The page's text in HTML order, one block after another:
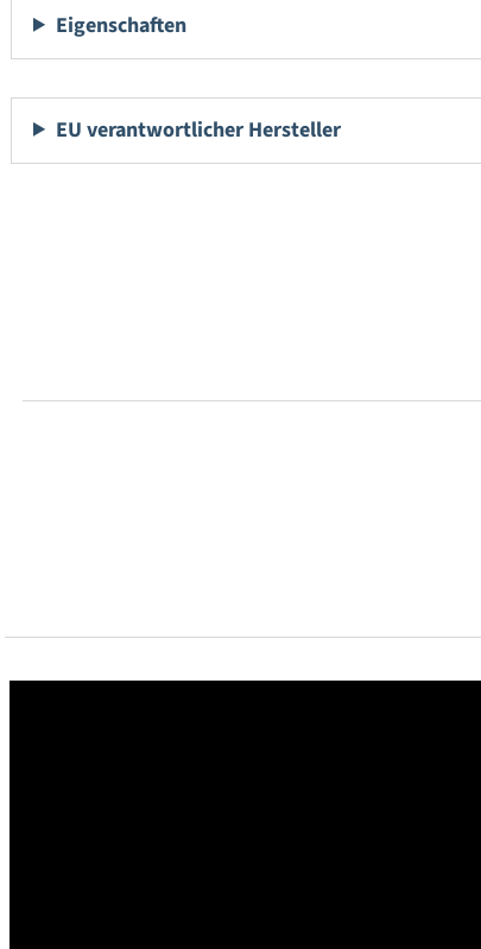
Eigenschaften
EU verantwortlicher Hersteller